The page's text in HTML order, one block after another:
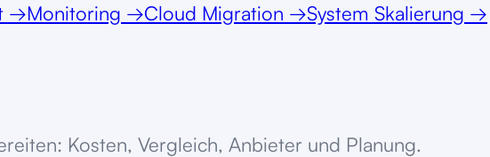
→Monitoring →Cloud Migration →System Skalierung →
Kosten, Vergleich, Anbieter und Planung.